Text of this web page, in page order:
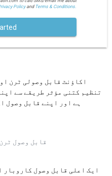
Policyand Terms & Conditions.
اکاؤنٹ قابل وصولی ٹرن
تنظیم کتنی مؤثر طریقے سے
ہے اور اپنے قابل وصول
قابل وصول
ایک اعلی قابل وصول